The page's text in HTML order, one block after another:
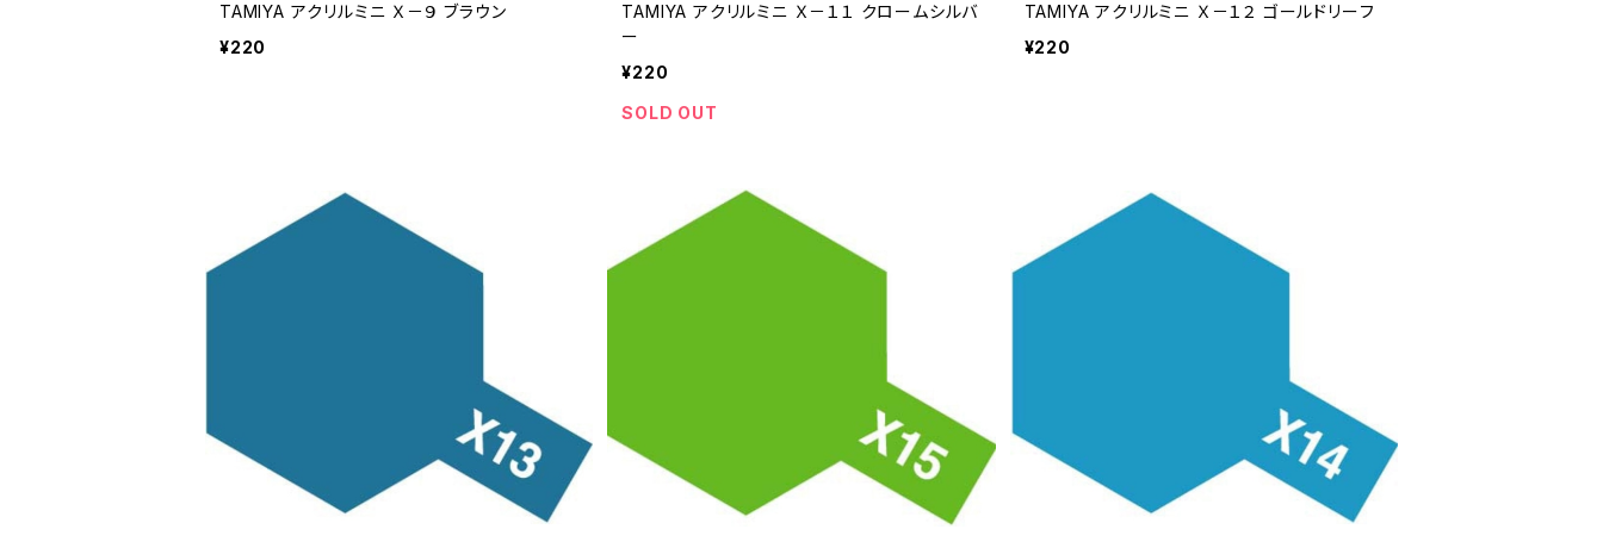
TAMIYA アクリルミニ Ｘ－９ ブラウン
¥220
TAMIYA アクリルミニ Ｘ－１１ クロームシルバ
ー
¥220
SOLD OUT
TAMIYA アクリルミニ Ｘ－１２ ゴールドリーフ
¥220